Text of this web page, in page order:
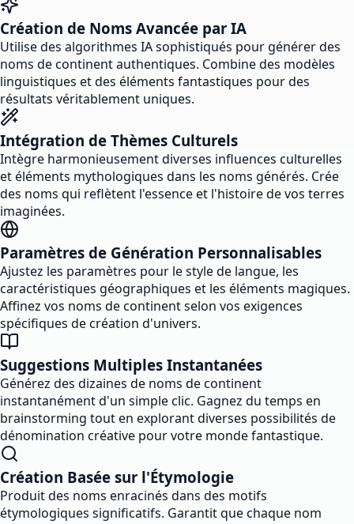
Création de Noms Avancée par IA
Utilise des algorithmes IA sophistiqués pour générer des
noms de continent authentiques. Combine des modèles
linguistiques et des éléments fantastiques pour des
résultats véritablement uniques.
Intégration de Thèmes Culturels
Intègre harmonieusement diverses influences culturelles
et éléments mythologiques dans les noms générés. Crée
des noms qui reflètent l'essence et l'histoire de vos terres
imaginées.
Paramètres de Génération Personnalisables
Ajustez les paramètres pour le style de langue, les
caractéristiques géographiques et les éléments magiques.
Affinez vos noms de continent selon vos exigences
spécifiques de création d'univers.
Suggestions Multiples Instantanées
Générez des dizaines de noms de continent
instantanément d'un simple clic. Gagnez du temps en
brainstorming tout en explorant diverses possibilités de
dénomination créative pour votre monde fantastique.
Création Basée sur l'Étymologie
Produit des noms enracinés dans des motifs
étymologiques significatifs. Garantit que chaque nom